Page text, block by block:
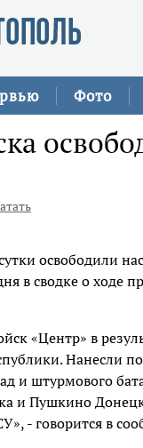
Фото
освободили
в сводке о
«Центр» в
Нанесли
и штурмового
и Пушкино
- говорится в